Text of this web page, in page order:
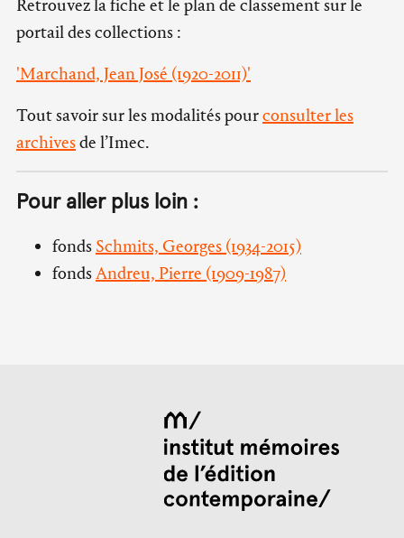
Retrouvez la fiche et le plan de classement sur le
portail des collections :
'Marchand, Jean José (1920-2011)'
Tout savoir sur les modalités pourconsulter les
archivesde l’Imec.
Pour aller plus loin :
fonds Schmits, Georges (1934-2015)
fondsAndreu, Pierre (1909-1987)